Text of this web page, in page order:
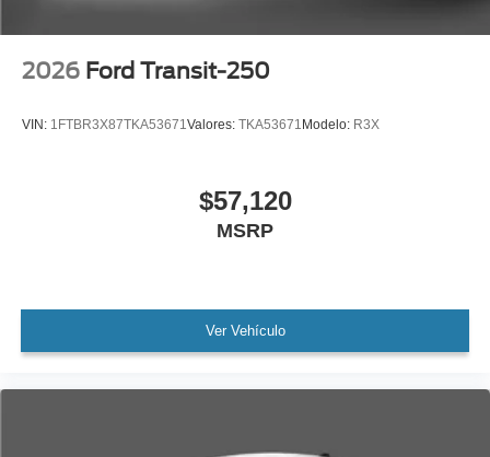
2026 Ford Transit-250
VIN: 1FTBR3X87TKA53671Valores: TKA53671 Modelo: R3X
$57,120
MSRP
Ver Vehículo